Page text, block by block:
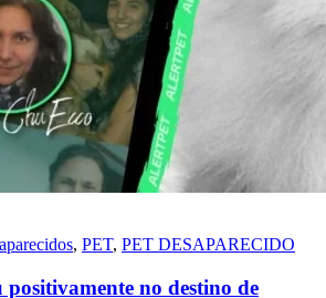
, PET, PET DESAPARECIDO
no destino de